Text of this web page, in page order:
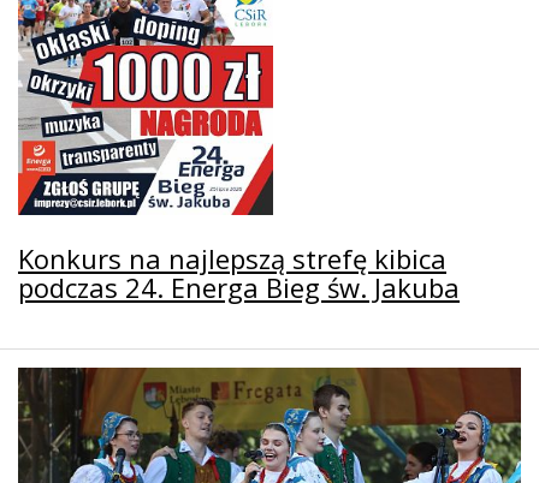
Konkurs na najlepszą strefę kibica
podczas 24. Energa Bieg św. Jakuba